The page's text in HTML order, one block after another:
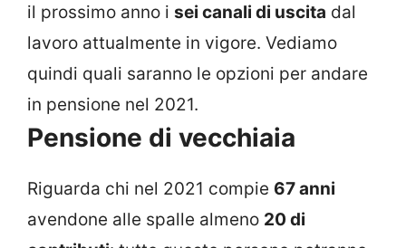
il prossimo anno i sei canali di uscita dal
lavoro attualmente in vigore. Vediamo
quindi quali saranno le opzioni per andare
in pensione nel 2021.
Pensione di vecchiaia
Riguarda chi nel 2021 compie 67 anni
avendone alle spalle almeno 20 di